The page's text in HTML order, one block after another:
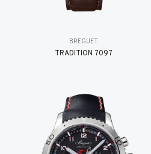
BREGUET
TRADITION 7097